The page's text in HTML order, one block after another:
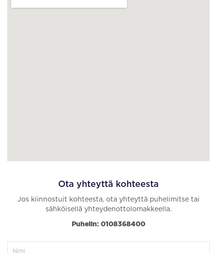
Ota yhteyttä kohteesta
Jos kiinnostuit kohteesta, ota yhteyttä puhelimitse tai
sähköisellä yhteydenottolomakkeella.
Puhelin: 0108368400